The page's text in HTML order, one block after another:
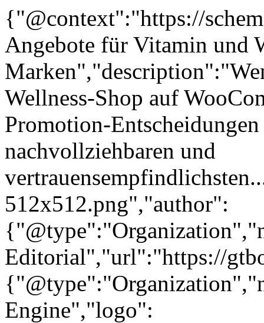
{"@context":"https://
Angebote für Vitamin und
Wellness-Shop auf
Promotion-
nachvollziehbaren und
512x512.png","author":
Editorial","url":"https://
Engine","logo":